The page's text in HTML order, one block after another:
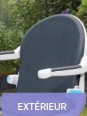
EXTÉRIEUR